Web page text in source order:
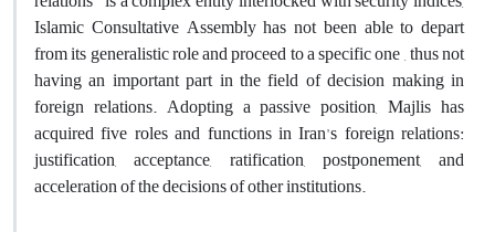
Islamic Consultative Assembly has not been able to depart
from its generalistic role and proceed to a specific one , thus not
having an important part in the field of decision making in
foreign relations. Adopting a passive position, Majlis has
acquired five roles and functions in Iran's foreign relations:
justification, acceptance, ratification, postponement, and
acceleration of the decisions of other institutions.